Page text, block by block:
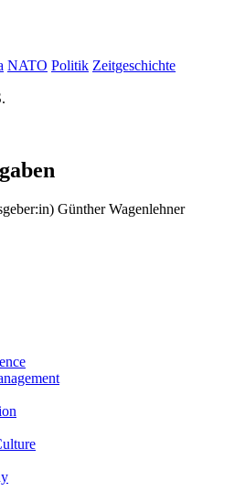
NATO Politik Zeitgeschichte
Günther Wagenlehner